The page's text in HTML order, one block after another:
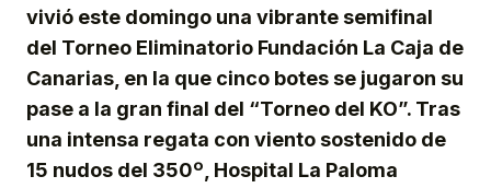
vivió este domingo una vibrante semifinal
del Torneo Eliminatorio Fundación La Caja de
Canarias, en la que cinco botes se jugaron su
pase a la gran final del “Torneo del KO”. Tras
una intensa regata con viento sostenido de
15 nudos del 350º, Hospital La Paloma